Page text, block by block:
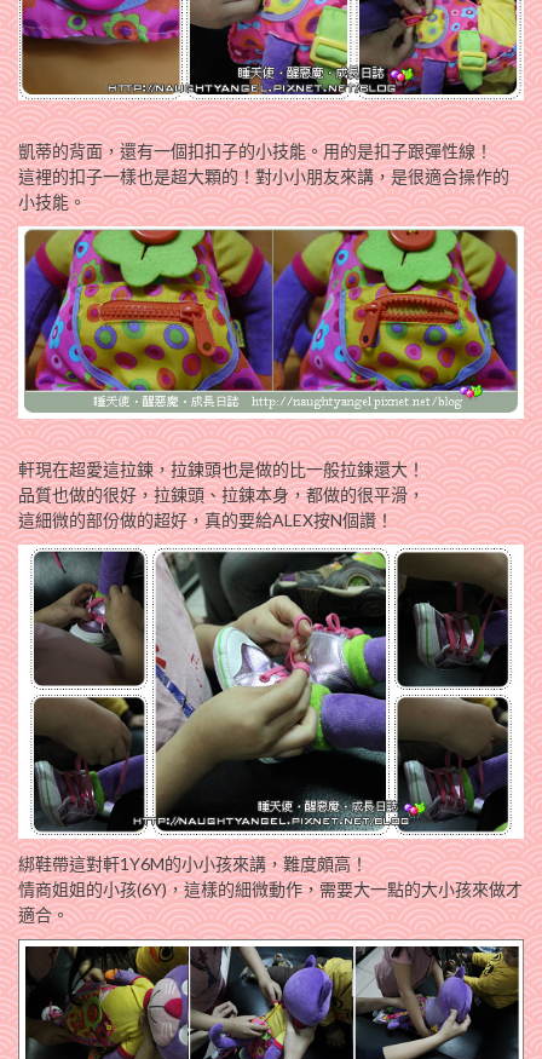
凱蒂的背面，還有一個扣扣子的小技能。用的是扣子跟彈性線！
這裡的扣子一樣也是超大顆的！對小小朋友來講，是很適合操作的
小技能。
軒現在超愛這拉鍊，拉鍊頭也是做的比一般拉鍊還大！
品質也做的很好，拉鍊頭、拉鍊本身，都做的很平滑，
這細微的部份做的超好，真的要給ALEX按N個讚！
綁鞋帶這對軒1Y6M的小小孩來講，難度頗高！
情商姐姐的小孩(6Y)，這樣的細微動作，需要大一點的大小孩來做才
適合。